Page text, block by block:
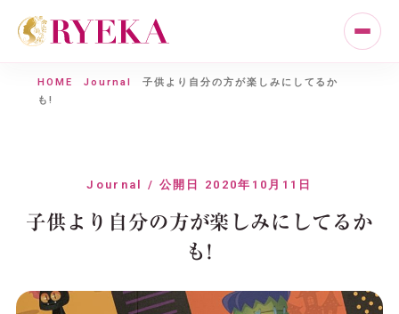
HOME Journal
子供より自分の方が楽しみにしてるか
も!
Journal / 公開日 2020年10月11日
子供より自分の方が楽しみにしてるか
も!